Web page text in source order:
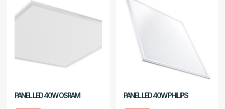
PANEL LED 40W OSRAM PANEL LED 40W PHILIPS